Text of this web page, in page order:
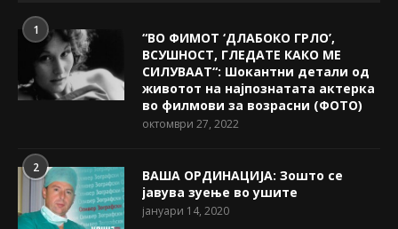
1
“ВО ФИМОТ ‘ДЛАБОКО ГРЛО’,
ВСУШНОСТ, ГЛЕДАТЕ КАКО МЕ
СИЛУВААТ“: Шокантни детали од
животот на најпознатата актерка
во филмови за возрасни (ФОТО)
октомври 27, 2022
2
ВАША ОРДИНАЦИЈА: Зошто се
јавува зуење во ушите
јануари 14, 2020